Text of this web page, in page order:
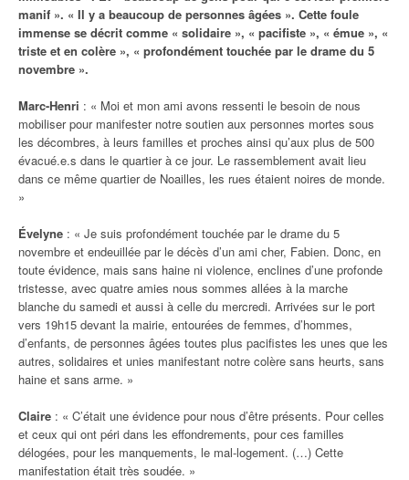
manif ». « Il y a beaucoup de personnes âgées ». Cette foule
immense se décrit comme « solidaire », « pacifiste », « émue », «
triste et en colère », « profondément touchée par le drame du 5
novembre ».
Marc-Henri : « Moi et mon ami avons ressenti le besoin de nous
mobiliser pour manifester notre soutien aux personnes mortes sous
les décombres, à leurs familles et proches ainsi qu’aux plus de 500
évacué.e.s dans le quartier à ce jour. Le rassemblement avait lieu
dans ce même quartier de Noailles, les rues étaient noires de monde.
»
Évelyne : « Je suis profondément touchée par le drame du 5
novembre et endeuillée par le décès d’un ami cher, Fabien. Donc, en
toute évidence, mais sans haine ni violence, enclines d’une profonde
tristesse, avec quatre amies nous sommes allées à la marche
blanche du samedi et aussi à celle du mercredi. Arrivées sur le port
vers 19h15 devant la mairie, entourées de femmes, d’hommes,
d’enfants, de personnes âgées toutes plus pacifistes les unes que les
autres, solidaires et unies manifestant notre colère sans heurts, sans
haine et sans arme. »
Claire : « C’était une évidence pour nous d’être présents. Pour celles
et ceux qui ont péri dans les effondrements, pour ces familles
délogées, pour les manquements, le mal-logement. (…) Cette
manifestation était très soudée. »